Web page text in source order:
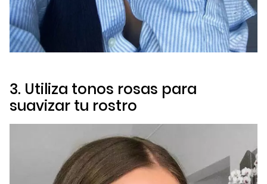
3. Utiliza tonos rosas para
suavizar tu rostro